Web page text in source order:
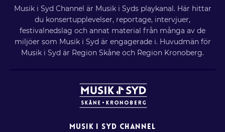
Musik i Syd Channel är Musik i Syds playkanal. Här hittar
du konsertupplevelser, reportage, intervjuer,
festivalnedslag och annat material från många av de
miljöer som Musik i Syd är engagerade i. Huvudmän för
Musik i Syd är Region Skåne och Region Kronoberg.
MUSIK I SYD CHANNEL